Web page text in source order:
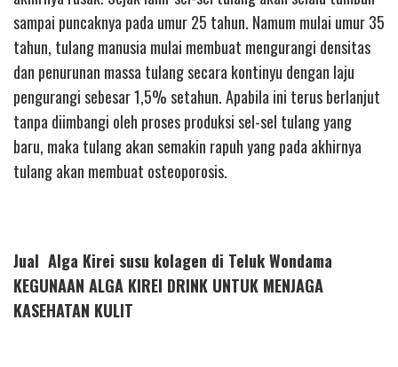
sampai puncaknya pada umur 25 tahun. Namum mulai umur 35
tahun, tulang manusia mulai membuat mengurangi densitas
dan penurunan massa tulang secara kontinyu dengan laju
pengurangi sebesar 1,5% setahun. Apabila ini terus berlanjut
tanpa diimbangi oleh proses produksi sel-sel tulang yang
baru, maka tulang akan semakin rapuh yang pada akhirnya
tulang akan membuat osteoporosis.
Jual Alga Kirei susu kolagen di Teluk Wondama
KEGUNAAN ALGA KIREI DRINK UNTUK MENJAGA
KASEHATAN KULIT